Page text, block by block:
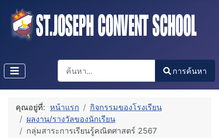
การค้นหา
Type 2 or more characters for results.
การค้นหา
คุณอยู่ที่: หน้าแรก
กิจกรรมของโรงเรียน
ผลงาน/รางวัลของนักเรียน
กลุ่มสาระการเรียนรู้คณิตศาสตร์ 2567